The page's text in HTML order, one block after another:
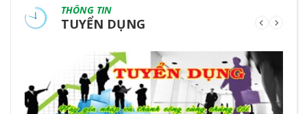
THÔNG TIN
TUYỂN DỤNG